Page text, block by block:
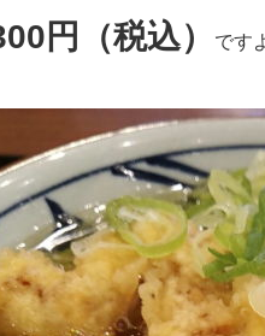
円（税込） です